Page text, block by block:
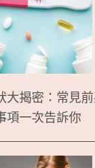
大揭密：常見
項一次告訴你